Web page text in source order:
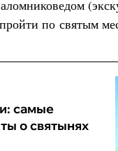
по святым
самые
о святынях